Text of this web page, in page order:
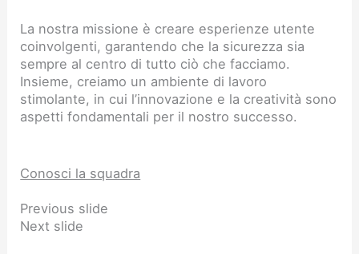
La nostra missione è creare esperienze utente
coinvolgenti, garantendo che la sicurezza sia
sempre al centro di tutto ciò che facciamo.
Insieme, creiamo un ambiente di lavoro
stimolante, in cui l’innovazione e la creatività sono
aspetti fondamentali per il nostro successo.
Conosci la squadra
Previous slide
Next slide